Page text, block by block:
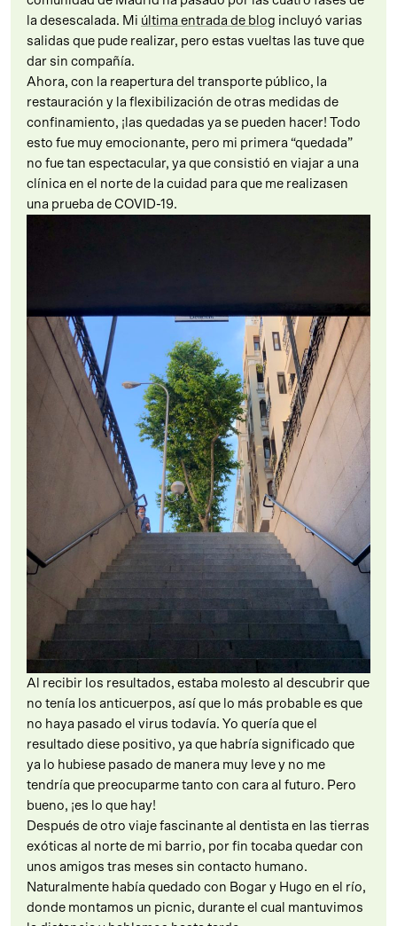
la desescalada. Mi última entrada de blog incluyó varias
salidas que pude realizar, pero estas vueltas las tuve que
dar sin compañía.
Ahora, con la reapertura del transporte público, la
restauración y la flexibilización de otras medidas de
confinamiento, ¡las quedadas ya se pueden hacer! Todo
esto fue muy emocionante, pero mi primera “quedada”
no fue tan espectacular, ya que consistió en viajar a una
clínica en el norte de la cuidad para que me realizasen
una prueba de COVID-19.
Al recibir los resultados, estaba molesto al descubrir que
no tenía los anticuerpos, así que lo más probable es que
no haya pasado el virus todavía. Yo quería que el
resultado diese positivo, ya que habría significado que
ya lo hubiese pasado de manera muy leve y no me
tendría que preocuparme tanto con cara al futuro. Pero
bueno, ¡es lo que hay!
Después de otro viaje fascinante al dentista en las tierras
exóticas al norte de mi barrio, por fin tocaba quedar con
unos amigos tras meses sin contacto humano.
Naturalmente había quedado con Bogar y Hugo en el río,
donde montamos un picnic, durante el cual mantuvimos